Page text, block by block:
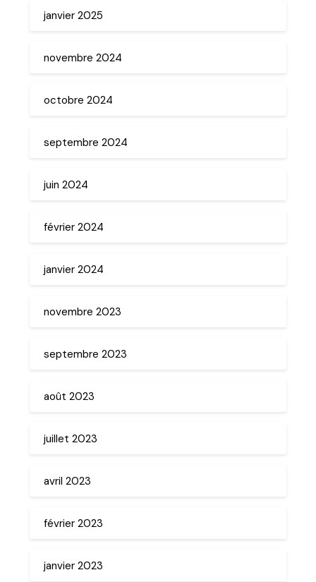
janvier 2025
novembre 2024
octobre 2024
septembre 2024
juin 2024
février 2024
janvier 2024
novembre 2023
septembre 2023
août 2023
juillet 2023
avril 2023
février 2023
janvier 2023